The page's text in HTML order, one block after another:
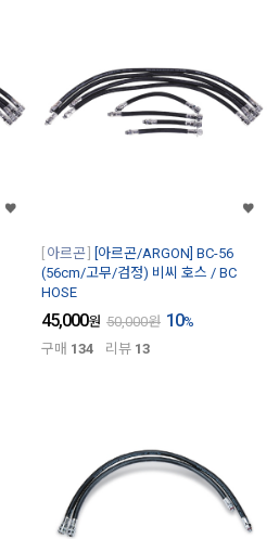
아르곤
[아르곤/ARGON] BC-56
(56cm/고무/검정) 비씨 호스 / BC
HOSE
45,000원 50,000원 10%
구매 134 리뷰 13